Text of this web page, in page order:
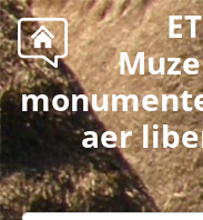
aer